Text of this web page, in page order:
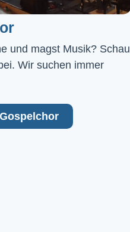
und magst Musik? Schau
Wir suchen immer